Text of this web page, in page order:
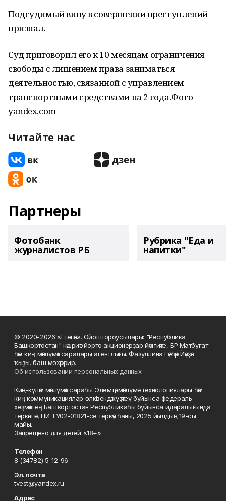
Подсудимый вину в совершении преступлений
признал.
Суд приговорил его к 10 месяцам ограничения
свободы с лишением права заниматься
деятельностью, связанной с управлением
транспортными средствами на 2 года.Фото
yandex.com
Читайте нас
Партнеры
Фотобанк
журналистов РБ
Рубрика "Еда и
напитки"
© 2020-2026 «Етегән». Ойоштороусылары: "Республика
Башкортостан" нәшриәт йорто акционерҙар йәмғиәте, БР Матбуғат
һәм киң мәғлүмәт саралары агентлығы. Фазуллина Гәүһәр Йәүҙәт
ҡыҙы, баш мөхәррир.
Об использовании персональных данных
Киң-күләм мәғлүмәт сараһы Элемтә, мәғлүмәт технологиялары һәм
киң коммуникациялар өлкәһендә күҙәтеү буйынса федераль
хеҙмәттең Башҡортостан Республикаһы буйынса идаралығында
теркәлгән, ПИ ТУ02-01821-се теркәү һаны, 2025 йылдың 19-сы
майы.
Запрещено для детей «18+»
Телефон
8 (34782) 5-12-96
Эл. почта
tvest@yandex.ru
Адрес